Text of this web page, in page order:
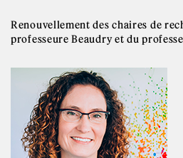
Renouvellement des chaires de
professeure Beaudry et du